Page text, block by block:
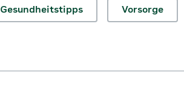
Gesundheitstipps Vorsorge